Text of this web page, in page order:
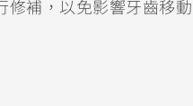
修補，以免影響牙齒移動